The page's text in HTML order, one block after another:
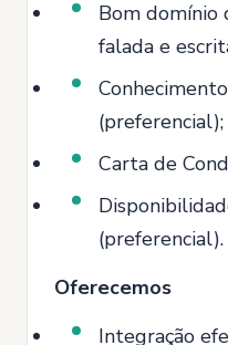
Bom domínio
falada e
(preferencial);
Carta de
(preferencial).
Oferecemos
Integração